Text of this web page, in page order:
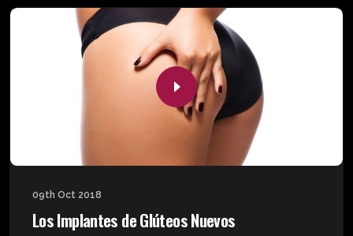
09th Oct 2018
Los Implantes de Glúteos Nuevos